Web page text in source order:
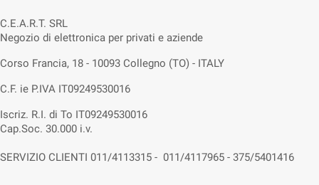
C.E.A.R.T. SRL
Negozio di elettronica per privati e aziende
Corso Francia, 18 - 10093 Collegno (TO) - ITALY
C.F. ie P.IVA IT09249530016
Iscriz. R.I. di To IT09249530016
Cap.Soc. 30.000 i.v.
SERVIZIO CLIENTI 011/4113315 - 011/4117965 - 375/5401416